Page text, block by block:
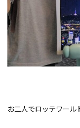
お二人でロッテワール